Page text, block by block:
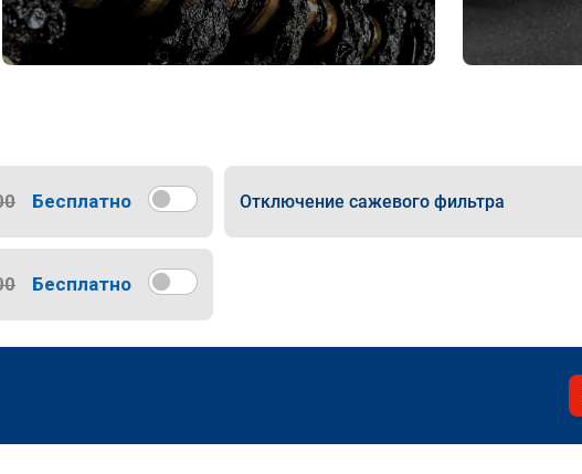
Бесплатно Отключение сажевого фильтра
Бесплатно